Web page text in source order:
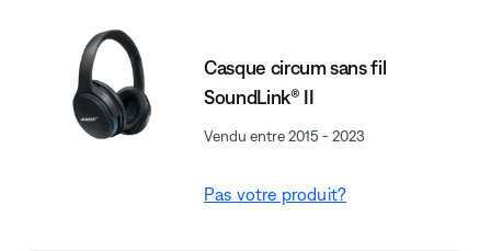
Casque circum sans fil
SoundLink® II
Vendu entre 2015 - 2023
Pas votre produit?